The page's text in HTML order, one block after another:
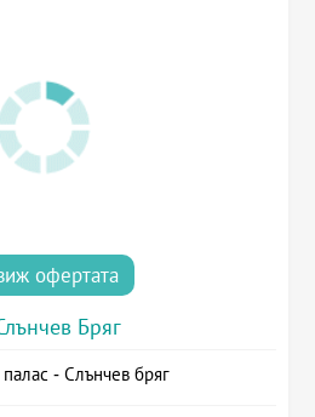
офертата
Бряг
- Слънчев бряг